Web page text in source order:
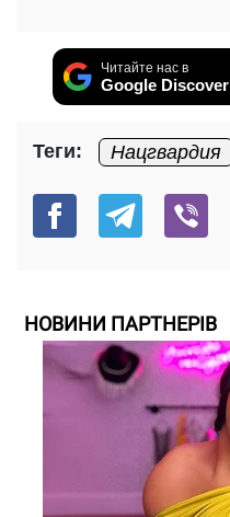
Читайте нас в
Google Discover
Теги: Нацгвардия
НОВИНИ ПАРТНЕРІВ